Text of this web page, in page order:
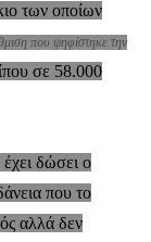
των οποίων
που ψηφίστηκε την
σε 58.000
δώσει ο
που το
αλλά δεν